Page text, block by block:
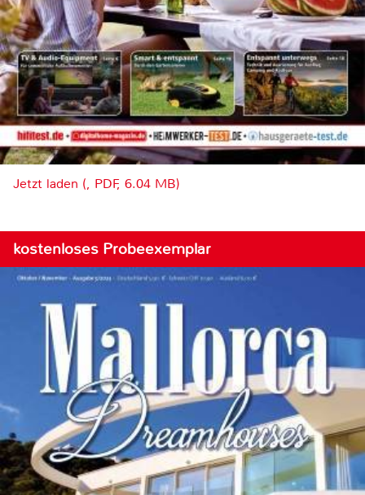
Jetzt laden (, PDF, 6.04 MB)
kostenloses Probeexemplar